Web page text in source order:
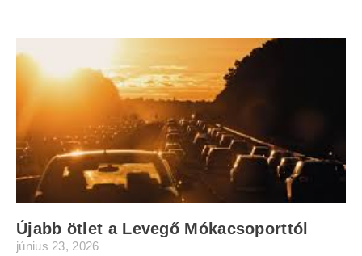
Újabb ötlet a Levegő Mókacsoporttól
június 23, 2026